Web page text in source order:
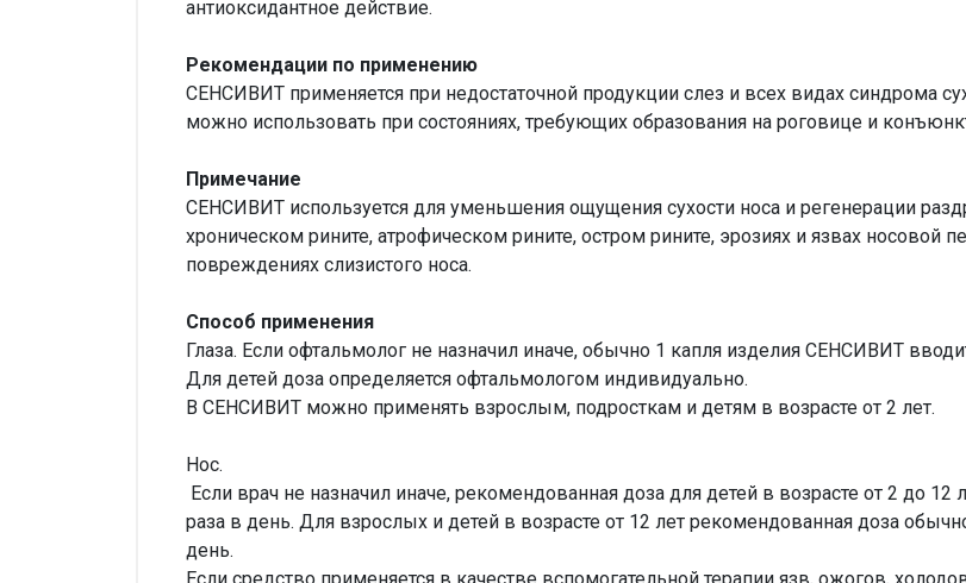
антиоксидантное действие.
Рекомендации по применению
СЕНСИВИТ применяется при недостаточной продукции слез и всех видах синдрома
можно использовать при состояниях, требующих образования на роговице и
Примечание
СЕНСИВИТ используется для уменьшения ощущения сухости носа и регенерации
хроническом рините, атрофическом рините, остром рините, эрозиях и язвах носовой
повреждениях слизистого носа.
Способ применения
Глаза. Если офтальмолог не назначил иначе, обычно 1 капля изделия СЕНСИВИТ
Для детей доза определяется офтальмологом индивидуально.
В СЕНСИВИТ можно применять взрослым, подросткам и детям в возрасте от 2 лет.
Нос.
Если врач не назначил иначе, рекомендованная доза для детей в возрасте от 2 до 12
раза в день. Для взрослых и детей в возрасте от 12 лет рекомендованная доза
день.